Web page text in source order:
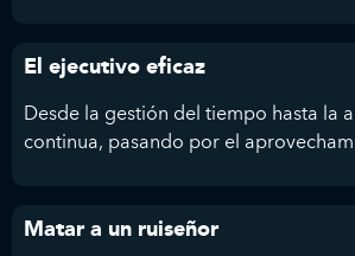
El ejecutivo eficaz
Desde la gestión del tiempo hasta la
continua, pasando por el
Matar a un ruiseñor